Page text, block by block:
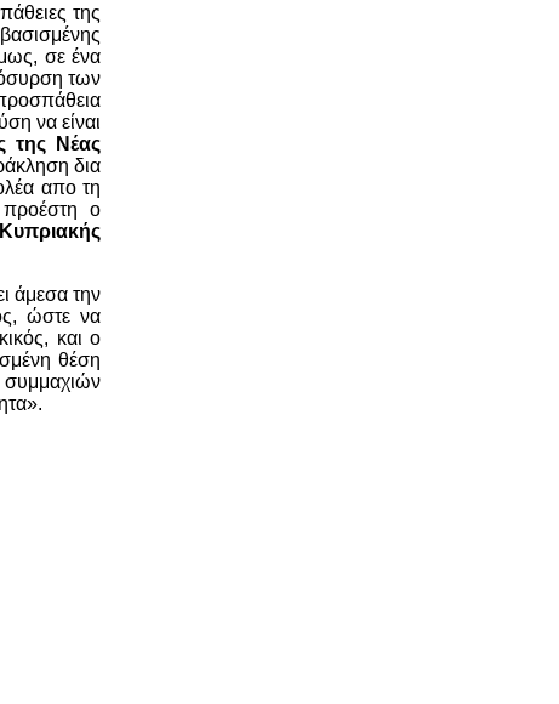
της
σε ένα
των
να είναι
της Νέας
δια
απο τη
ο
άμεσα την
ώστε να
και ο
θέση
συμμαχιών